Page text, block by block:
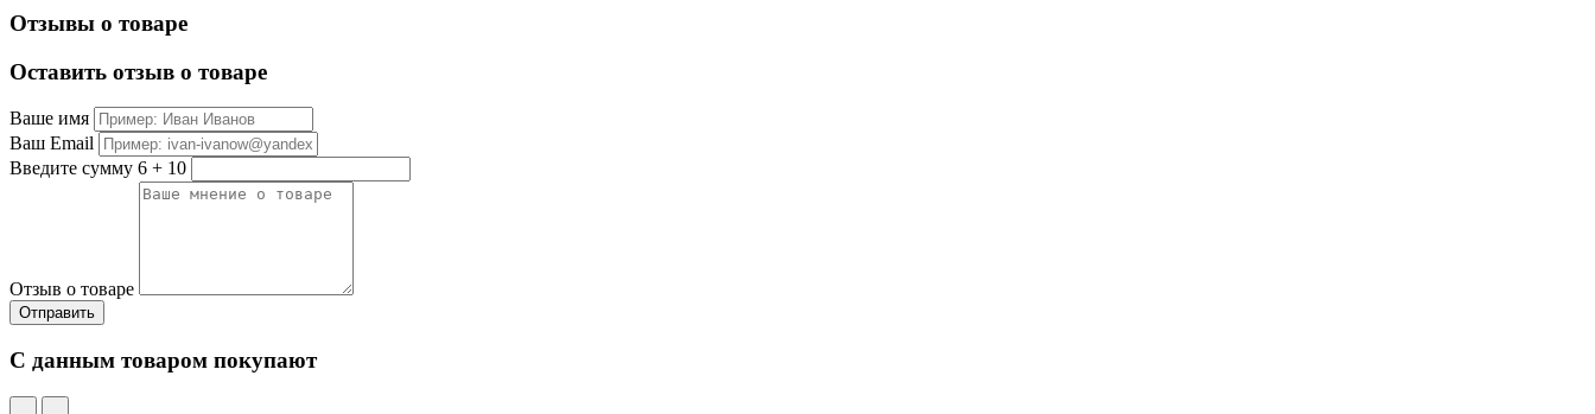
Отзывы о товаре
Оставить отзыв о товаре
Ваше имя
Ваш Email
Введите сумму 6 + 10
Отзыв о товаре
С данным товаром покупают